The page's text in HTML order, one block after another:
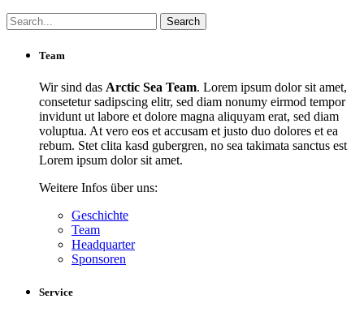
Team
Wir sind das Arctic Sea Team. Lorem ipsum dolor sit amet,
consetetur sadipscing elitr, sed diam nonumy eirmod tempor
invidunt ut labore et dolore magna aliquyam erat, sed diam
voluptua. At vero eos et accusam et justo duo dolores et ea
rebum. Stet clita kasd gubergren, no sea takimata sanctus est
Lorem ipsum dolor sit amet.
Weitere Infos über uns:
Geschichte
Team
Headquarter
Sponsoren
Service